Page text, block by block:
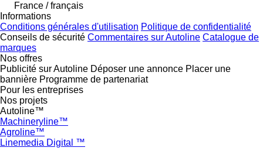
France / français
Informations
Conditions générales d'utilisation Politique de confidentialité
Conseils de sécurité Commentaires sur Autoline Catalogue de
marques
Nos offres
Publicité sur Autoline Déposer une annonce Placer une
bannière Programme de partenariat
Pour les entreprises
Nos projets
Autoline™
Machineryline™
Agroline™
Linemedia Digital ™